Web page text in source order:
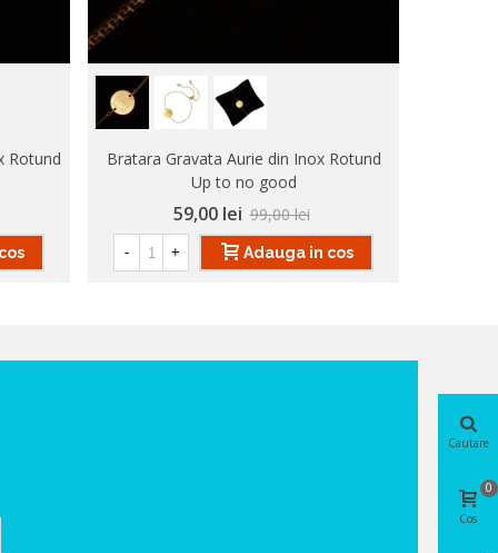
Rotund
Bratara Gravata Aurie din Inox Rotund
Up to no good
59,00 lei 99,00 lei
- + Adauga in cos
Cautare
Cos
0